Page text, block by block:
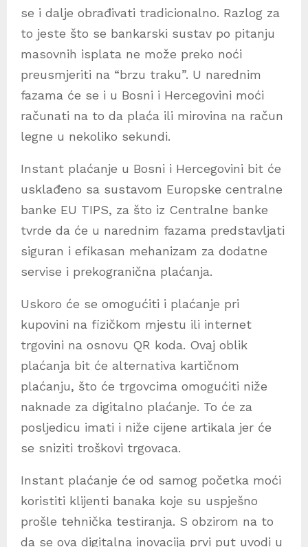
se i dalje obrađivati tradicionalno. Razlog za
to jeste što se bankarski sustav po pitanju
masovnih isplata ne može preko noći
preusmjeriti na “brzu traku”. U narednim
fazama će se i u Bosni i Hercegovini moći
računati na to da plaća ili mirovina na račun
legne u nekoliko sekundi.
Instant plaćanje u Bosni i Hercegovini bit će
usklađeno sa sustavom Europske centralne
banke EU TIPS, za što iz Centralne banke
tvrde da će u narednim fazama predstavljati
siguran i efikasan mehanizam za dodatne
servise i prekogranična plaćanja.
Uskoro će se omogućiti i plaćanje pri
kupovini na fizičkom mjestu ili internet
trgovini na osnovu QR koda. Ovaj oblik
plaćanja bit će alternativa kartičnom
plaćanju, što će trgovcima omogućiti niže
naknade za digitalno plaćanje. To će za
posljedicu imati i niže cijene artikala jer će
se sniziti troškovi trgovaca.
Instant plaćanje će od samog početka moći
koristiti klijenti banaka koje su uspješno
prošle tehnička testiranja. S obzirom na to
da se ova digitalna inovacija prvi put uvodi u